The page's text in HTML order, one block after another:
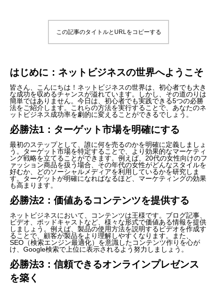
この記事のタイトルとURLをコピーする
はじめに：ネットビジネスの世界へようこそ
皆さん、こんにちは！ネットビジネスの世界は、初心者でも大き
な成功を収めるチャンスが溢れています。しかし、その道のりは
簡単ではありません。今日は、初心者でも実践できる5つの必勝
法をご紹介します。これらの方法を実行することで、あなたのネ
ットビジネス成功率を劇的に変えることができるでしょう。
必勝法1：ターゲット市場を明確にする
最初のステップとして、誰に何を売るのかを明確に定義しましょ
う。ターゲット市場を特定することで、より効果的なマーケティ
ング戦略を立てることができます。例えば、20代の女性向けのフ
ァッション商品を扱う場合、その年代の女性がどんなスタイルを
好むか、どのソーシャルメディアを利用しているかを研究しま
す。ターゲットが明確になればなるほど、マーケティングの効果
も高まります。
必勝法2：価値あるコンテンツを提供する
ネットビジネスにおいて、コンテンツは王様です。ブログ記事、
ビデオ、ポッドキャストなど、様々な形式で価値ある情報を提供
しましょう。例えば、製品の使用方法を説明するビデオを作成す
ることで、顧客が製品をより理解しやすくなります。また、
SEO（検索エンジン最適化）を意識したコンテンツ作りを心が
け、Google検索で上位に表示されるよう努力しましょう。
必勝法3：信頼できるオンラインプレゼンス
を築く